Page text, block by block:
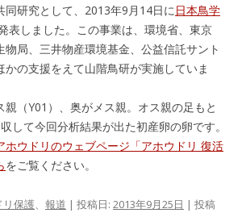
同研究として、2013年9月14日に日本鳥学
表しました。この事業は、環境省、東京
物局、三井物産環境基金、公益信託サント
かの支援をえて山階鳥研が実施していま
（Y01）、奥がメス親。オス親の足もと
して今回分析結果が出た初産卵の卵です。
ホウドリのウェブページ「アホウドリ 復活
をご覧ください。
リ保護、 報道 | 投稿日: 2013年9月25日 | 投稿